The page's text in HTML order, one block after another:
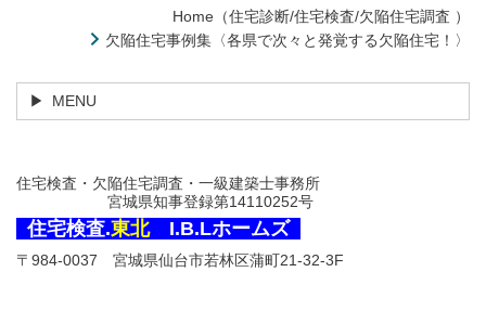
Home（住宅診断/住宅検査/欠陥住宅調査 ）
欠陥住宅事例集〈各県で次々と発覚する欠陥住宅！〉
MENU
住宅検査・欠陥住宅調査・一級建築士事務所
宮城県知事登録第14110252号
住宅検査.東北 I.B.Lホームズ
〒984-0037 宮城県仙台市若林区蒲町21-32-3F